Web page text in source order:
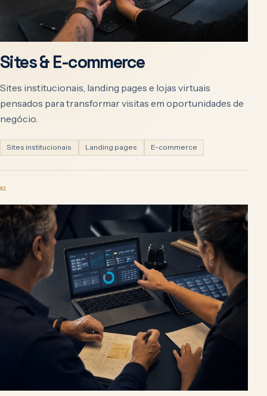
Sites & E-commerce
Sites institucionais, landing pages e lojas virtuais
pensados para transformar visitas em oportunidades de
negócio.
Sites institucionais Landing pages E-commerce
02